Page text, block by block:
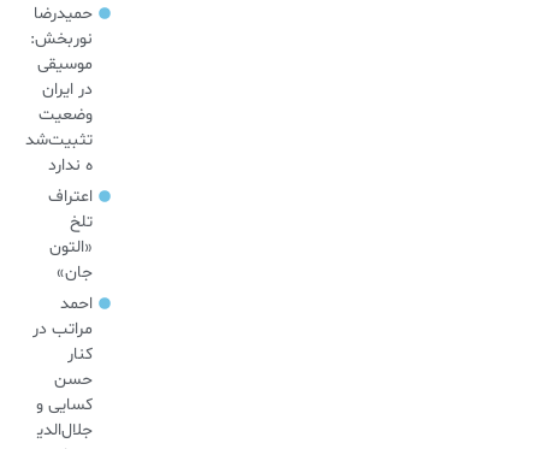
حمیدرضا
نوربخش:
موسیقی
در ایران
وضعیت
تثبیت‌شد
ه ندارد
اعتراف
تلخ
«التون
جان»
احمد
مراتب در
کنار
حسن
کسایی و
جلال‌الدی